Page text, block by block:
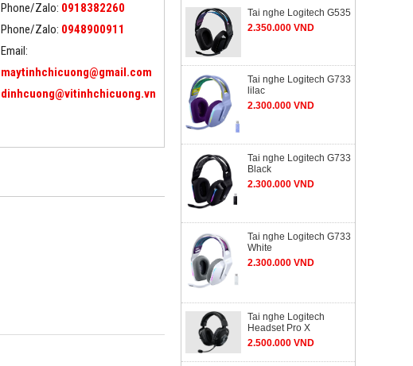
Phone/Zalo: 0918382260
Phone/Zalo: 0948900911
Email:
maytinhchicuong@gmail.com
dinhcuong@vitinhchicuong.vn
Tai nghe Logitech G535
2.350.000 VND
Tai nghe Logitech G733
lilac
2.300.000 VND
Tai nghe Logitech G733
Black
2.300.000 VND
Tai nghe Logitech G733
White
2.300.000 VND
Tai nghe Logitech
Headset Pro X
2.500.000 VND